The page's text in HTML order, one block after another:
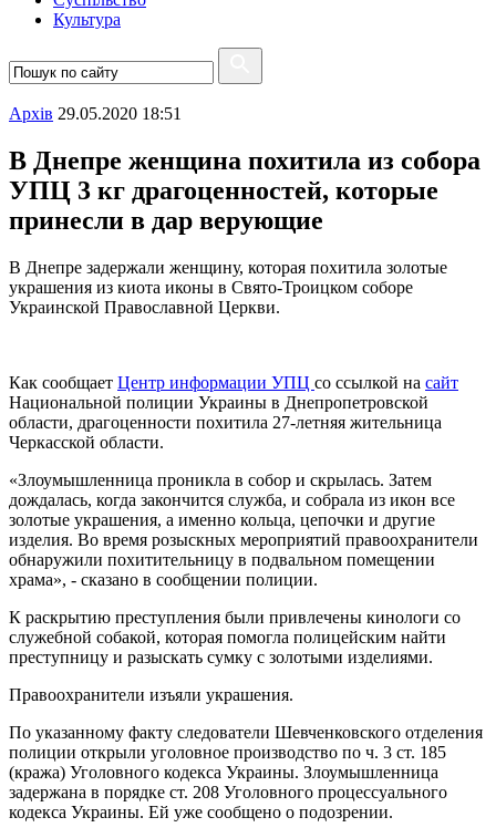
Культура
Архiв 29.05.2020 18:51
В Днепре женщина похитила из собора
УПЦ 3 кг драгоценностей, которые
принесли в дар верующие
В Днепре задержали женщину, которая похитила золотые
украшения из киота иконы в Свято-Троицком соборе
Украинской Православной Церкви.
Как сообщает Центр информации УПЦ со ссылкой на сайт
Национальной полиции Украины в Днепропетровской
области, драгоценности похитила 27-летняя жительница
Черкасской области.
«Злоумышленница проникла в собор и скрылась. Затем
дождалась, когда закончится служба, и собрала из икон все
золотые украшения, а именно кольца, цепочки и другие
изделия. Во время розыскных мероприятий правоохранители
обнаружили похитительницу в подвальном помещении
храма», - сказано в сообщении полиции.
К раскрытию преступления были привлечены кинологи со
служебной собакой, которая помогла полицейским найти
преступницу и разыскать сумку с золотыми изделиями.
Правоохранители изъяли украшения.
По указанному факту следователи Шевченковского отделения
полиции открыли уголовное производство по ч. 3 ст. 185
(кража) Уголовного кодекса Украины. Злоумышленница
задержана в порядке ст. 208 Уголовного процессуального
кодекса Украины. Ей уже сообщено о подозрении.